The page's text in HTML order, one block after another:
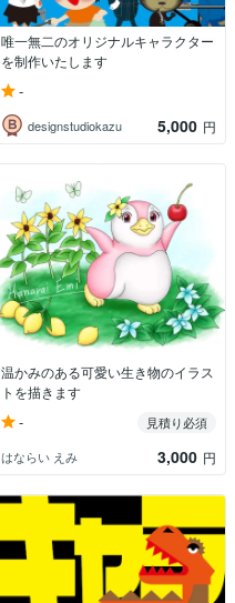
唯一無二のオリジナルキャラクター
を制作いたします
-
designstudiokazu 5,000 円
温かみのある可愛い生き物のイラス
トを描きます
-
見積り必須
はならい えみ
3,000 円